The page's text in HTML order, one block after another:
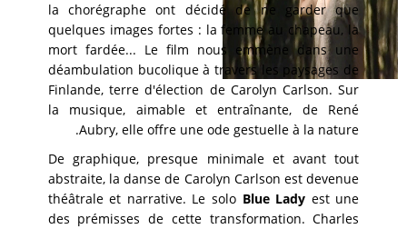
la chorégraphe ont décidé de ne garder que
quelques images fortes : la femme au chapeau, la
mort fardée... Le film nous emmène dans une
déambulation bucolique à travers les paysages de
Finlande, terre d'élection de Carolyn Carlson. Sur
la musique, aimable et entraînante, de René
Aubry, elle offre une ode gestuelle à la nature.
De graphique, presque minimale et avant tout
abstraite, la danse de Carolyn Carlson est devenue
théâtrale et narrative. Le solo Blue Lady est une
des prémisses de cette transformation. Charles